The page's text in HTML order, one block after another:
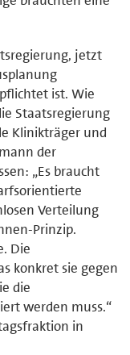
jetzt
ist. Wie
Staatsregierung
Klinikträger und
der
„Es braucht
Verteilung
Prinzip.
Die
konkret sie gegen
die
werden muss.“
in